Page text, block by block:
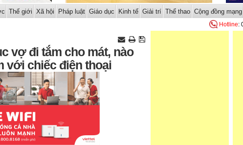
Thế giới Xã hội Pháp luật Giáo dục Kinh tế Giải trí Thể thao Cộng đồng mạng
Hotline:
vợ đi tắm cho mát, nào
với chiếc điện thoại